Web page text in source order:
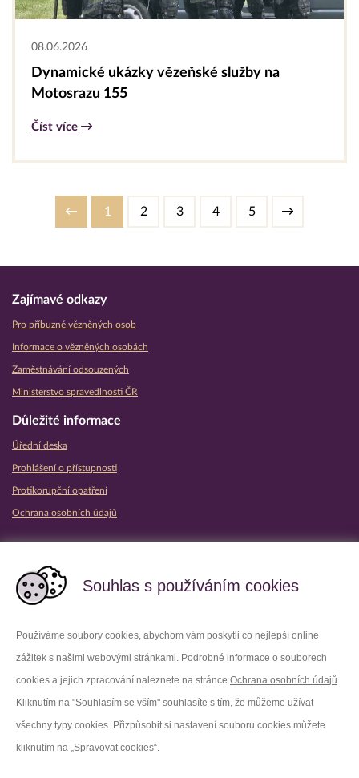
Souhlas s používáním cookies
Používáme soubory cookies, abychom vám poskytli co nejlepší online
zážitek s našimi webovými stránkami. Podrobné informace o souborech
cookies a jejich zpracování naleznete na stránce Ochrana osobních údajů.
Kliknutím na "Souhlasím se vším" souhlasíte s tím, že můžeme užívat
všechny typy cookies. Přizpůsobit si nastavení souboru cookies můžete
kliknutím na „Spravovat cookies“.
08.06.2026
Dynamické ukázky vězeňské služby na
Motosrazu 155
Číst více
1 2 3 4 5
Zajímavé odkazy
Pro příbuzné vězněných osob
Informace o vězněných osobách
Zaměstnávání odsouzených
Ministerstvo spravedlnosti ČR
Důležité informace
Úřední deska
Prohlášení o přístupnosti
Protikorupční opatření
Ochrana osobních údajů
Facebook Youtube
LinkedIn